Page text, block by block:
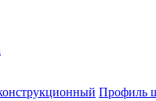
Профиль